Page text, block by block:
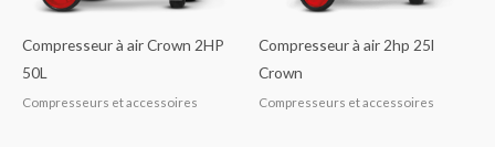
Compresseur à air Crown 2HP
50L
Compresseurs et accessoires
Compresseur à air 2hp 25l
Crown
Compresseurs et accessoires